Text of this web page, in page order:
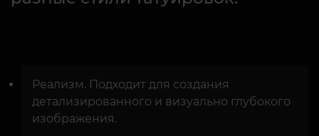
Реализм. Подходит для создания
детализированного и визуально глубокого
изображения.